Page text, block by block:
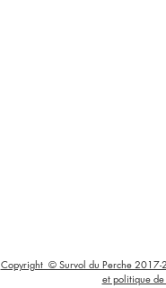
Copyright © Survol du Perche 2017-
et politique